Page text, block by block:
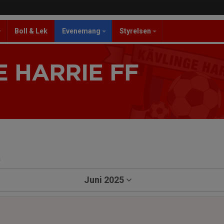
Boll & Lek Evenemang Styrelsen
HARRIE FF
Juni 2025